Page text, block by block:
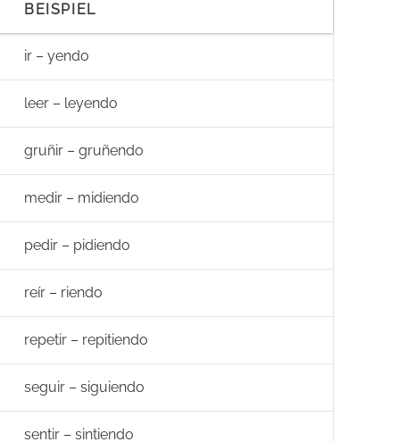
BEISPIEL
ir – yendo
leer – leyendo
gruñir – gruñendo
medir – midiendo
pedir – pidiendo
reír – riendo
repetir – repitiendo
seguir – siguiendo
sentir – sintiendo